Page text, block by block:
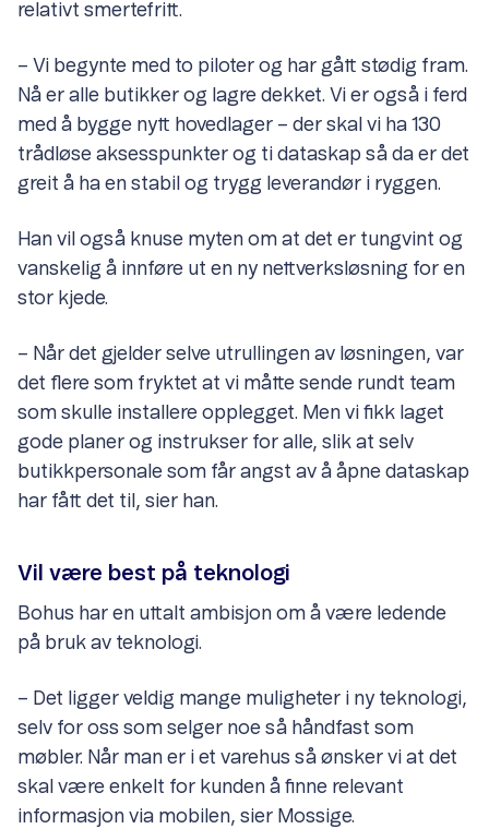
relativt smertefritt.
– Vi begynte med to piloter og har gått stødig fram.
Nå er alle butikker og lagre dekket. Vi er også i ferd
med å bygge nytt hovedlager – der skal vi ha 130
trådløse aksesspunkter og ti dataskap så da er det
greit å ha en stabil og trygg leverandør i ryggen.
Han vil også knuse myten om at det er tungvint og
vanskelig å innføre ut en ny nettverksløsning for en
stor kjede.
– Når det gjelder selve utrullingen av løsningen, var
det flere som fryktet at vi måtte sende rundt team
som skulle installere opplegget. Men vi fikk laget
gode planer og instrukser for alle, slik at selv
butikkpersonale som får angst av å åpne dataskap
har fått det til, sier han.
Vil være best på teknologi
Bohus har en uttalt ambisjon om å være ledende
på bruk av teknologi.
– Det ligger veldig mange muligheter i ny teknologi,
selv for oss som selger noe så håndfast som
møbler. Når man er i et varehus så ønsker vi at det
skal være enkelt for kunden å finne relevant
informasjon via mobilen, sier Mossige.